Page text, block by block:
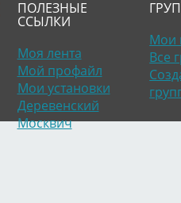
ПОЛЕЗНЫЕ
ССЫЛКИ
Моя лента
Мой профайл
Мои установки
Деревенский
Москвич
Мои
Все